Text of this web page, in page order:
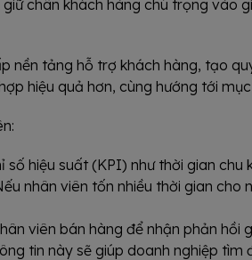
chân khách hàng chú trọng vào
nền tảng hỗ trợ khách hàng, tạo
hiệu quả hơn, cùng hướng tới
số hiệu suất (KPI) như thời gian chu
nhân viên tốn nhiều thời gian cho
viên bán hàng để nhận phản hồi
tin này sẽ giúp doanh nghiệp tìm